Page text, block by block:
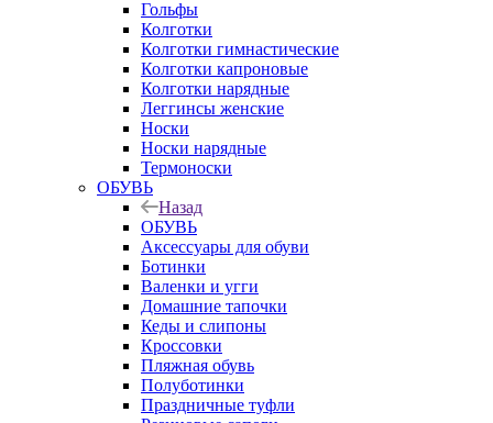
Гольфы
Колготки
Колготки гимнастические
Колготки капроновые
Колготки нарядные
Леггинсы женские
Носки
Носки нарядные
Термоноски
ОБУВЬ
Назад
ОБУВЬ
Аксессуары для обуви
Ботинки
Валенки и угги
Домашние тапочки
Кеды и слипоны
Кроссовки
Пляжная обувь
Полуботинки
Праздничные туфли